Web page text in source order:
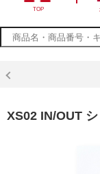
TOP
XS02 IN/OUT